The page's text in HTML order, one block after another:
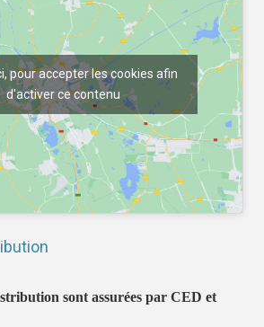
pour accepter les cookies afin
d'activer ce contenu
sont assurées par CED et